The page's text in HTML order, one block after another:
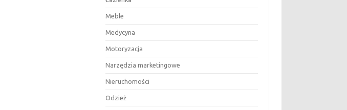
Meble
Medycyna
Motoryzacja
Narzędzia marketingowe
Nieruchomości
Odzież